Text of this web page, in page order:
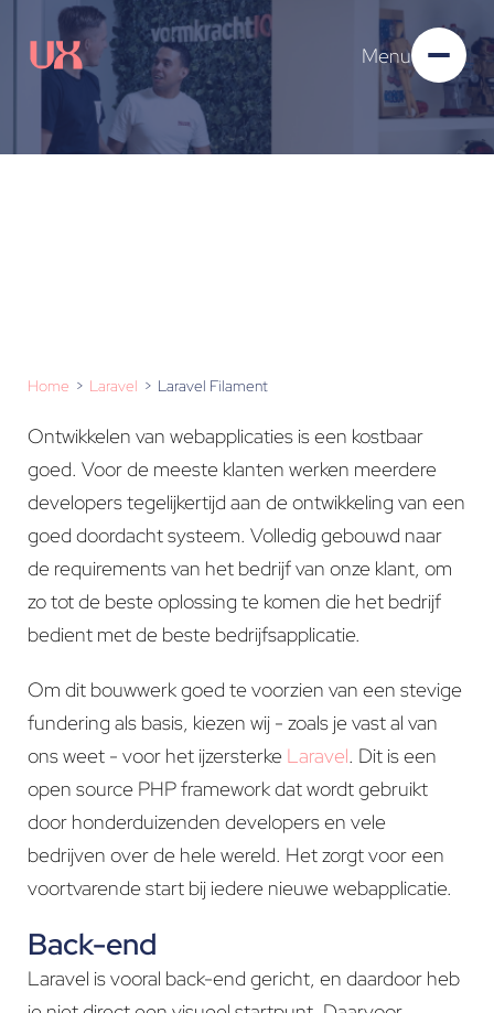
Menu
Home Laravel Laravel Filament
Ontwikkelen van webapplicaties is een kostbaar
goed. Voor de meeste klanten werken meerdere
developers tegelijkertijd aan de ontwikkeling van een
goed doordacht systeem. Volledig gebouwd naar
de requirements van het bedrijf van onze klant, om
zo tot de beste oplossing te komen die het bedrijf
bedient met de beste bedrijfsapplicatie.
Om dit bouwwerk goed te voorzien van een stevige
fundering als basis, kiezen wij - zoals je vast al van
ons weet - voor het ijzersterke Laravel. Dit is een
open source PHP framework dat wordt gebruikt
door honderduizenden developers en vele
bedrijven over de hele wereld. Het zorgt voor een
voortvarende start bij iedere nieuwe webapplicatie.
Back-end
Laravel is vooral back-end gericht, en daardoor heb